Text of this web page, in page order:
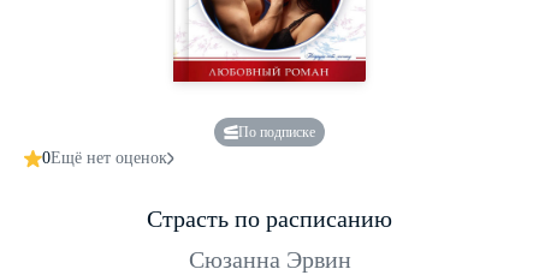
По подписке
0Ещё нет оценок
Страсть по расписанию
Сюзанна Эрвин